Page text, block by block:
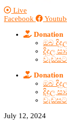
Live
Facebook
Donation
ඔබ
දිදුල
Donation
ඔබ
දිදුල
July 12, 2024